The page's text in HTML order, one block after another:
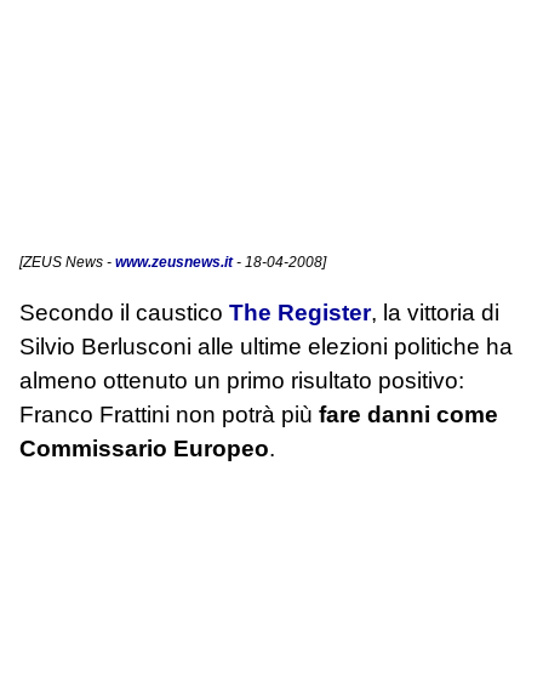
[ZEUS News - www.zeusnews.it- 18-04-2008]
Secondo il caustico The Register, la vittoria di
Silvio Berlusconi alle ultime elezioni politiche ha
almeno ottenuto un primo risultato positivo:
Franco Frattini non potrà più fare danni come
Commissario Europeo.